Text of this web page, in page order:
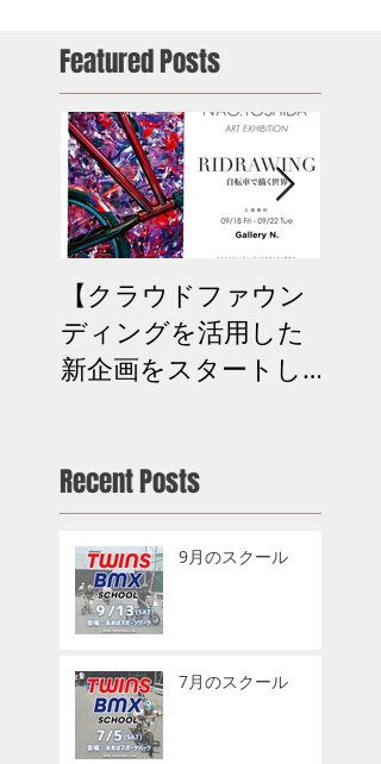
Featured Posts
【クラウドファウン
ディングを活用した
新企画をスタートし
Recent Posts
9月のスクール
7月のスクール